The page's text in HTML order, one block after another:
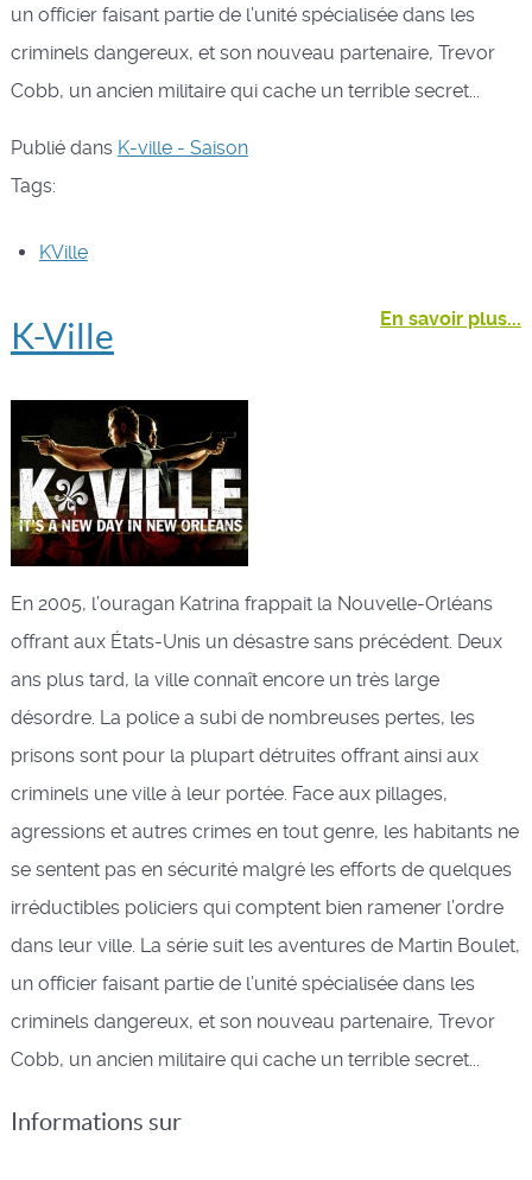
un officier faisant partie de l’unité spécialisée dans les
criminels dangereux, et son nouveau partenaire, Trevor
Cobb, un ancien militaire qui cache un terrible secret...
Publié dans K-ville - Saison
Tags:
KVille
En savoir plus...
K-Ville
En 2005, l’ouragan Katrina frappait la Nouvelle-Orléans
offrant aux États-Unis un désastre sans précédent. Deux
ans plus tard, la ville connaît encore un très large
désordre. La police a subi de nombreuses pertes, les
prisons sont pour la plupart détruites offrant ainsi aux
criminels une ville à leur portée. Face aux pillages,
agressions et autres crimes en tout genre, les habitants ne
se sentent pas en sécurité malgré les efforts de quelques
irréductibles policiers qui comptent bien ramener l’ordre
dans leur ville. La série suit les aventures de Martin Boulet,
un officier faisant partie de l’unité spécialisée dans les
criminels dangereux, et son nouveau partenaire, Trevor
Cobb, un ancien militaire qui cache un terrible secret...
Informations sur